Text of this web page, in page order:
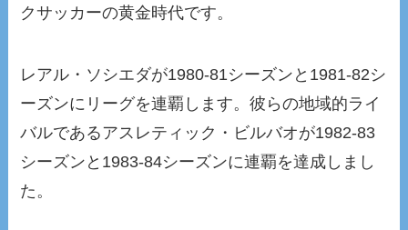
クサッカーの黄金時代です。
レアル・ソシエダが1980-81シーズンと1981-82シ
ーズンにリーグを連覇します。彼らの地域的ライ
バルであるアスレティック・ビルバオが1982-83
シーズンと1983-84シーズンに連覇を達成しまし
た。